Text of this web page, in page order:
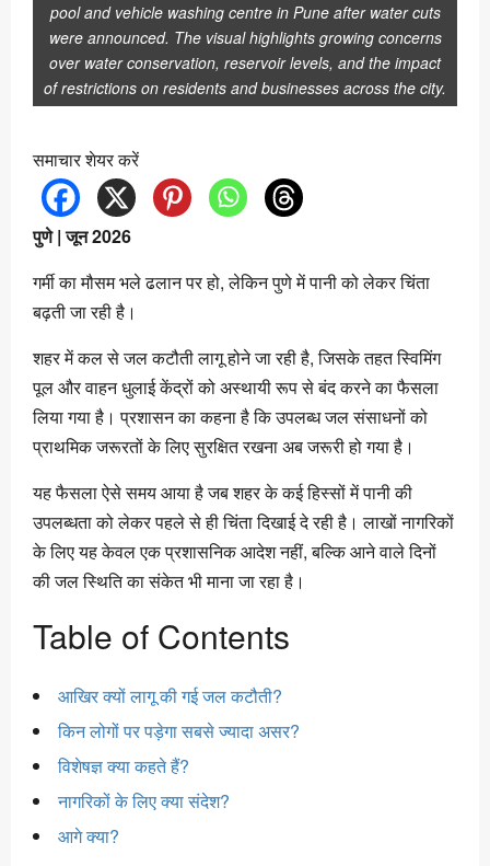
pool and vehicle washing centre in Pune after water cuts
were announced. The visual highlights growing concerns
over water conservation, reservoir levels, and the impact
of restrictions on residents and businesses across the city.
समाचार शेयर करें
पुणे | जून 2026
गर्मी का मौसम भले ढलान पर हो, लेकिन पुणे में पानी को लेकर चिंता
बढ़ती जा रही है।
शहर में कल से जल कटौती लागू होने जा रही है, जिसके तहत स्विमिंग
पूल और वाहन धुलाई केंद्रों को अस्थायी रूप से बंद करने का फैसला
लिया गया है। प्रशासन का कहना है कि उपलब्ध जल संसाधनों को
प्राथमिक जरूरतों के लिए सुरक्षित रखना अब जरूरी हो गया है।
यह फैसला ऐसे समय आया है जब शहर के कई हिस्सों में पानी की
उपलब्धता को लेकर पहले से ही चिंता दिखाई दे रही है। लाखों नागरिकों
के लिए यह केवल एक प्रशासनिक आदेश नहीं, बल्कि आने वाले दिनों
की जल स्थिति का संकेत भी माना जा रहा है।
Table of Contents
आखिर क्यों लागू की गई जल कटौती?
किन लोगों पर पड़ेगा सबसे ज्यादा असर?
विशेषज्ञ क्या कहते हैं?
नागरिकों के लिए क्या संदेश?
आगे क्या?